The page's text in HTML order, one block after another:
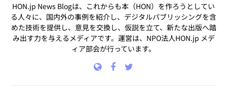
HON.jp News Blogは、これからも本（HON）を作ろうとしてい
る人々に、国内外の事例を紹介し、デジタルパブリッシングを含
めた技術を提供し、意見を交換し、仮説を立て、新たな出版へ踏
み出す力を与えるメディアです。運営は、NPO法人HON.jp メデ
ィア部会が行っています。